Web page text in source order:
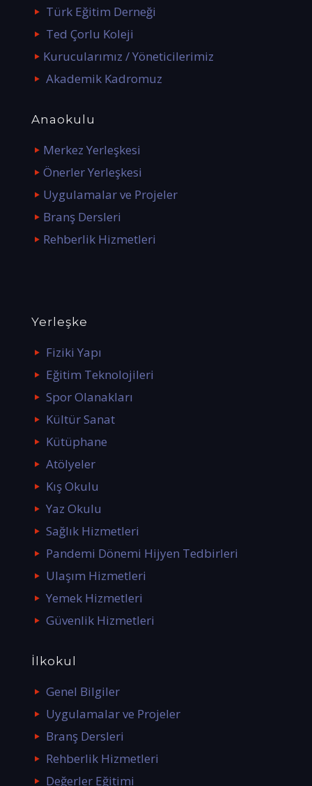
Türk Eğitim Derneği
Ted Çorlu Koleji
Kurucularımız / Yöneticilerimiz
Akademik Kadromuz
Anaokulu
Merkez Yerleşkesi
Önerler Yerleşkesi
Uygulamalar ve Projeler
Branş Dersleri
Rehberlik Hizmetleri
Yerleşke
Fiziki Yapı
Eğitim Teknolojileri
Spor Olanakları
Kültür Sanat
Kütüphane
Atölyeler
Kış Okulu
Yaz Okulu
Sağlık Hizmetleri
Pandemi Dönemi Hijyen Tedbirleri
Ulaşım Hizmetleri
Yemek Hizmetleri
Güvenlik Hizmetleri
İlkokul
Genel Bilgiler
Uygulamalar ve Projeler
Branş Dersleri
Rehberlik Hizmetleri
Değerler Eğitimi